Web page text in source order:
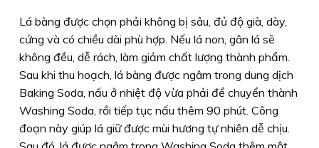
Lá bàng được chọn phải không bị sâu, đủ độ già, dày,
cứng và có chiều dài phù hợp. Nếu lá non, gân lá sẽ
không đều, dễ rách, làm giảm chất lượng thành phẩm.
Sau khi thu hoạch, lá bàng được ngâm trong dung dịch
Baking Soda, nấu ở nhiệt độ vừa phải để chuyển thành
Washing Soda, rồi tiếp tục nấu thêm 90 phút. Công
đoạn này giúp lá giữ được mùi hương tự nhiên dễ chịu.